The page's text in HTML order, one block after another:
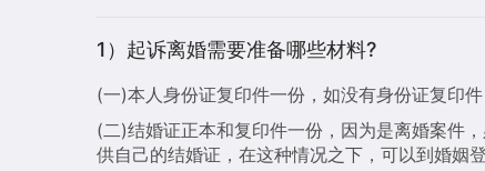
1）起诉离婚需要准备哪些材料?
(一)本人身份证复印件一份，如没有身份证复印
(二)结婚证正本和复印件一份，因为是离婚案件
供自己的结婚证，在这种情况之下，可以到婚姻